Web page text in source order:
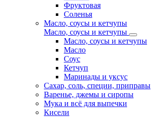
Фруктовая
Соленья
Масло, соусы и кетчупы
Масло, соусы и кетчупы
Масло, соусы и кетчупы
Масло
Соус
Кетчуп
Маринады и уксус
Сахар, соль, специи, приправы
Варенье, джемы и сиропы
Мука и всё для выпечки
Кисели